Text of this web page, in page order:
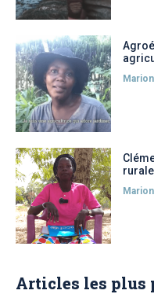
Marion
Marion
Articles les plus